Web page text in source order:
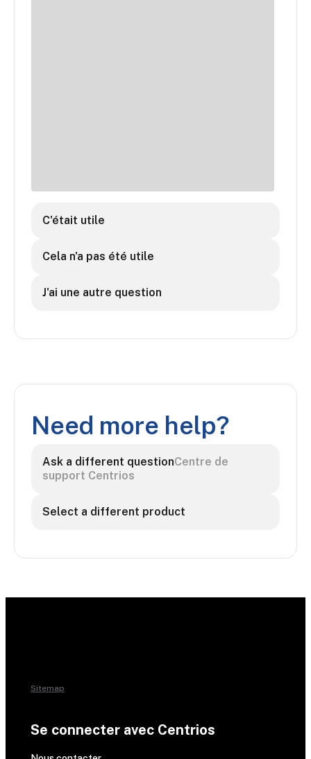
C'était utile
Cela n'a pas été utile
J'ai une autre question
Need more help?
Ask a different questionCentre de
support Centrios
Select a different product
Sitemap
Se connecter avec Centrios